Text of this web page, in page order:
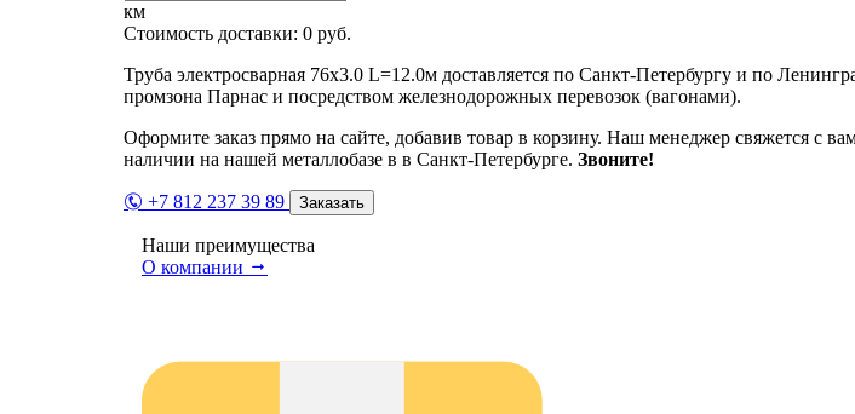
км
Стоимость доставки: 0 руб.
Труба электросварная 76х3.0 L=12.0м доставляется по Санкт-Петербургу и по
промзона Парнас и посредством железнодорожных перевозок (вагонами).
Оформите заказ прямо на сайте, добавив товар в корзину. Наш менеджер свяжется с
наличии на нашей металлобазе в в Санкт-Петербурге. Звоните!
+7 812 237 39 89 Заказать
Наши преимущества
О компании